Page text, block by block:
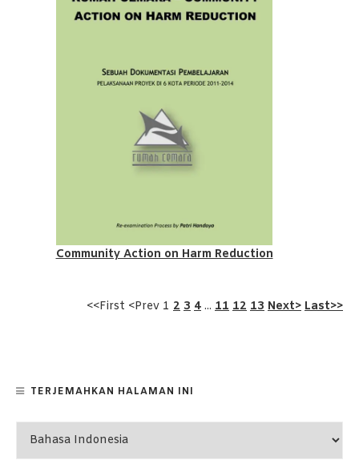
Community Action on Harm Reduction
<<First <Prev 1 2 3 4 ... 11 12 13 Next> Last>>
TERJEMAHKAN HALAMAN INI